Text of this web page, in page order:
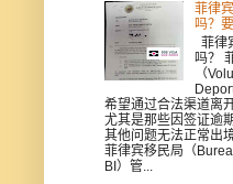
菲律
吗？
菲律
吗？
（
希望通过合法渠道离
尤其是那些因签证逾
其他问题无法正常出
菲律宾移民局（
BI）管...